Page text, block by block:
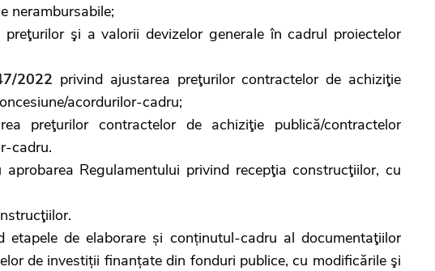
nerambursabile;
şi a valorii devizelor generale în cadrul proiectelor
2022 privind ajustarea preţurilor contractelor de achiziţie
acordurilor-cadru;
preţurilor contractelor de achiziţie publică/contractelor
cadru.
aprobarea Regulamentului privind recepţia construcţiilor, cu
etapele de elaborare și conținutul-cadru al documentaţiilor
de investiții finanțate din fonduri publice, cu modificările şi